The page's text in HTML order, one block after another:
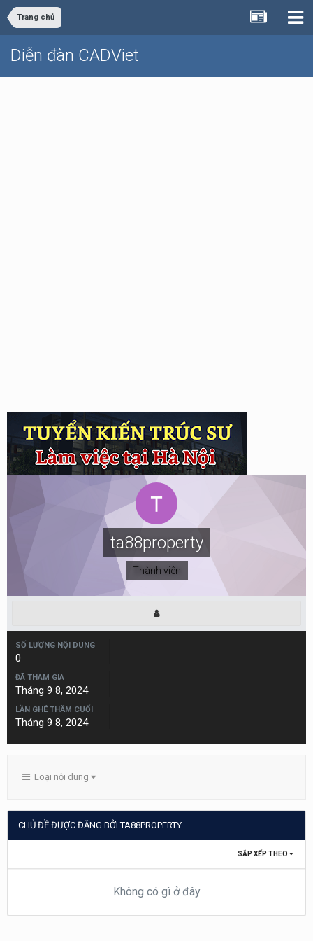
Trang chủ
Diễn đàn CADViet
ta88property
Thành viên
SỐ LƯỢNG NỘI DUNG
0
ĐÃ THAM GIA
Tháng 9 8, 2024
LẦN GHÉ THĂM CUỐI
Tháng 9 8, 2024
Loại nội dung
CHỦ ĐỀ ĐƯỢC ĐĂNG BỞI TA88PROPERTY
SẮP XẾP THEO
Không có gì ở đây